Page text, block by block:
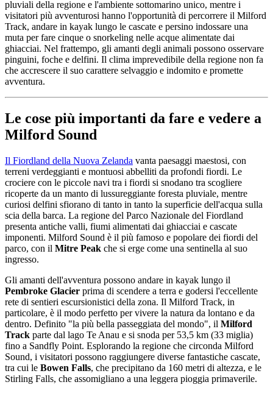
pluviali della regione e l'ambiente sottomarino unico, mentre i
visitatori più avventurosi hanno l'opportunità di percorrere il Milford
Track, andare in kayak lungo le cascate e persino indossare una
muta per fare cinque o snorkeling nelle acque alimentate dai
ghiacciai. Nel frattempo, gli amanti degli animali possono osservare
pinguini, foche e delfini. Il clima imprevedibile della regione non fa
che accrescere il suo carattere selvaggio e indomito e promette
avventura.
Le cose più importanti da fare e vedere a
Milford Sound
Il Fiordland della Nuova Zelanda vanta paesaggi maestosi, con
terreni verdeggianti e montuosi abbelliti da profondi fiordi. Le
crociere con le piccole navi tra i fiordi si snodano tra scogliere
ricoperte da un manto di lussureggiante foresta pluviale, mentre
curiosi delfini sfiorano di tanto in tanto la superficie dell'acqua sulla
scia della barca. La regione del Parco Nazionale del Fiordland
presenta antiche valli, fiumi alimentati dai ghiacciai e cascate
imponenti. Milford Sound è il più famoso e popolare dei fiordi del
parco, con il Mitre Peak che si erge come una sentinella al suo
ingresso.
Gli amanti dell'avventura possono andare in kayak lungo il
Pembroke Glacier prima di scendere a terra e godersi l'eccellente
rete di sentieri escursionistici della zona. Il Milford Track, in
particolare, è il modo perfetto per vivere la natura da lontano e da
dentro. Definito "la più bella passeggiata del mondo", il Milford
Track parte dal lago Te Anau e si snoda per 53,5 km (33 miglia)
fino a Sandfly Point. Esplorando la regione che circonda Milford
Sound, i visitatori possono raggiungere diverse fantastiche cascate,
tra cui le Bowen Falls, che precipitano da 160 metri di altezza, e le
Stirling Falls, che assomigliano a una leggera pioggia primaverile.